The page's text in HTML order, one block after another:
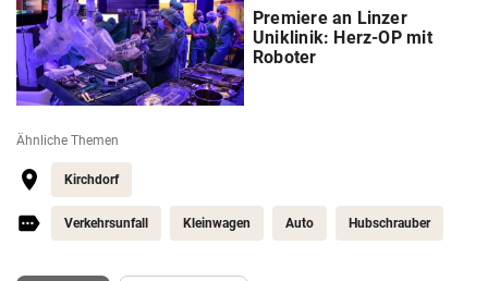
Premiere an Linzer
Uniklinik: Herz-OP mit
Roboter
Ähnliche Themen
Kirchdorf
Verkehrsunfall Kleinwagen Auto Hubschrauber